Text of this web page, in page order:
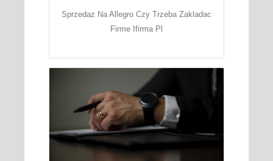
Sprzedaz Na Allegro Czy Trzeba Zakladac
Firme Ifirma Pl